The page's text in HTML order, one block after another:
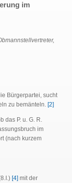
im
Bürgerpartei, sucht
zu bemänteln. [2]
das P. u. G. R.
im
(nach kurzem
[4] mit der